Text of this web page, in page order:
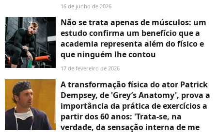
16 de junho de 2026
Não se trata apenas de músculos: um
estudo confirma um benefício que a
academia representa além do físico e
que ninguém lhe contou
17 de fevereiro de 2026
A transformação física do ator Patrick
Dempsey, de 'Grey’s Anatomy', prova a
importância da prática de exercícios a
partir dos 60 anos: 'Trata-se, na
verdade, da sensação interna de me